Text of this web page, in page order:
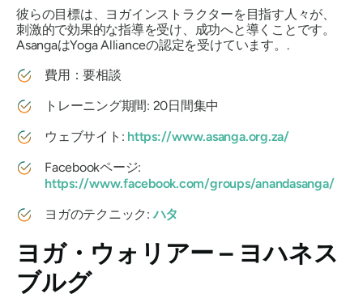
彼らの目標は、ヨガインストラクターを目指す人々が、
刺激的で効果的な指導を受け、成功へと導くことです。
AsangaはYoga Allianceの認定を受けています。.
費用：要相談
トレーニング期間: 20日間集中
ウェブサイト: https://www.asanga.org.za/
Facebookページ:
https://www.facebook.com/groups/anandasanga/
ヨガのテクニック:ハタ
ヨガ・ウォリアー – ヨハネス
ブルグ